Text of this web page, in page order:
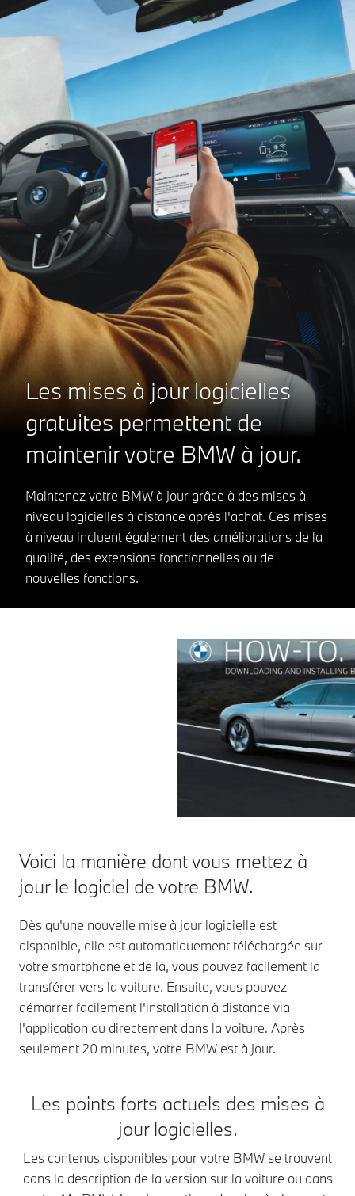
Les mises à jour logicielles
gratuites permettent de
maintenir votre BMW à jour.
Maintenez votre BMW à jour grâce à des mises à
niveau logicielles à distance après l'achat. Ces mises
à niveau incluent également des améliorations de la
qualité, des extensions fonctionnelles ou de
nouvelles fonctions.
Voici la manière dont vous mettez à
jour le logiciel de votre BMW.
Dès qu'une nouvelle mise à jour logicielle est
disponible, elle est automatiquement téléchargée sur
votre smartphone et de là, vous pouvez facilement la
transférer vers la voiture. Ensuite, vous pouvez
démarrer facilement l'installation à distance via
l'application ou directement dans la voiture. Après
seulement 20 minutes, votre BMW est à jour.
Les points forts actuels des mises à
jour logicielles.
Les contenus disponibles pour votre BMW se trouvent
dans la description de la version sur la voiture ou dans